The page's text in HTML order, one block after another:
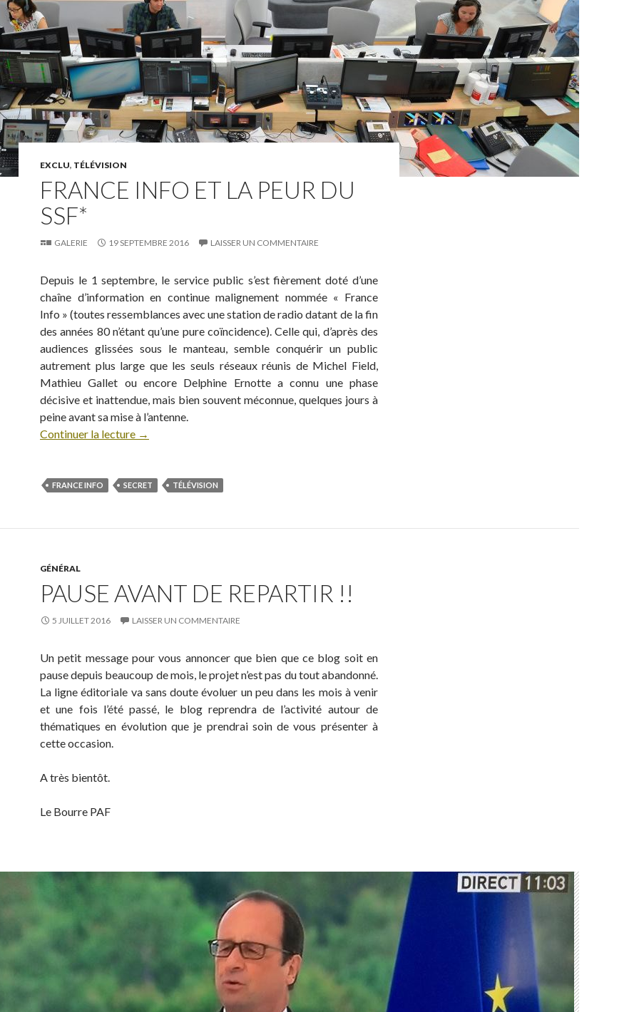
EXCLU, TÉLÉVISION
FRANCE INFO ET LA PEUR DU
SSF*
GALERIE 19 SEPTEMBRE 2016 LAISSER UN COMMENTAIRE
Depuis le 1 septembre, le service public s’est fièrement doté d’une
chaîne d’information en continue malignement nommée « France
Info » (toutes ressemblances avec une station de radio datant de la fin
des années 80 n’étant qu’une pure coïncidence). Celle qui, d’après des
audiences glissées sous le manteau, semble conquérir un public
autrement plus large que les seuls réseaux réunis de Michel Field,
Mathieu Gallet ou encore Delphine Ernotte a connu une phase
décisive et inattendue, mais bien souvent méconnue, quelques jours à
peine avant sa mise à l’antenne.
Continuer la lecture →
FRANCE INFO SECRET TÉLÉVISION
GÉNÉRAL
PAUSE AVANT DE REPARTIR !!
5 JUILLET 2016 LAISSER UN COMMENTAIRE
Un petit message pour vous annoncer que bien que ce blog soit en
pause depuis beaucoup de mois, le projet n’est pas du tout abandonné.
La ligne éditoriale va sans doute évoluer un peu dans les mois à venir
et une fois l’été passé, le blog reprendra de l’activité autour de
thématiques en évolution que je prendrai soin de vous présenter à
cette occasion.
A très bientôt.
Le Bourre PAF